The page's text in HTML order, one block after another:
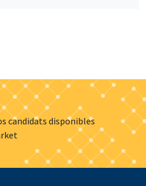
candidats disponibles